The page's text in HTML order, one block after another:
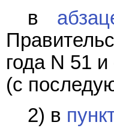
в
года N 51
(с
2) в